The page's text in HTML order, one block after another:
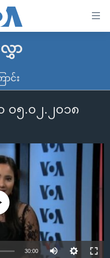
း
ာ
ာင်း
၅.၀၂.၂၀၁၈
available
30:00